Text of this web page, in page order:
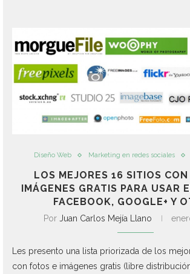
Diseño Web Marketing en redes sociales
LOS MEJORES 16 SITIOS
IMÁGENES GRATIS PARA USAR
FACEBOOK, GOOGLE+ Y
Por Juan Carlos Mejía Llano
Les presento una lista priorizada de los
con fotos e imágenes gratis (libre